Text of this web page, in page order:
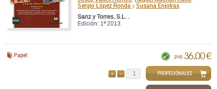
Sergio López Ronda ySusana Enjolras
Sanz y Torres, S.L. .
Edición: 1ª 2013
Papel: pvp. 36,00 €
QUITARPROFESIONALES